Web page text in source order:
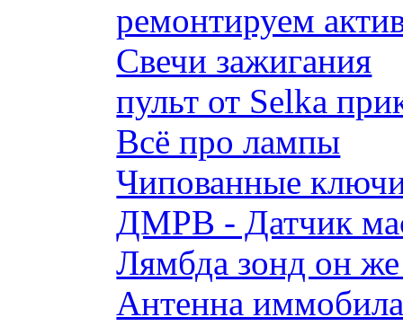
ремонтируем
Свечи зажигания
пульт от Selka
Всё про лампы
Чипованные
ДМРВ - Датчик
Лямбда зонд он
Антенна